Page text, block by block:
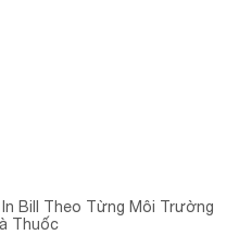
Bill Theo Từng Môi Trường
Thuốc